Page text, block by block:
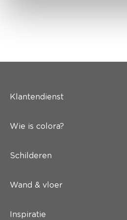
Klantendienst
Wie is colora?
Schilderen
Wand & vloer
Inspiratie